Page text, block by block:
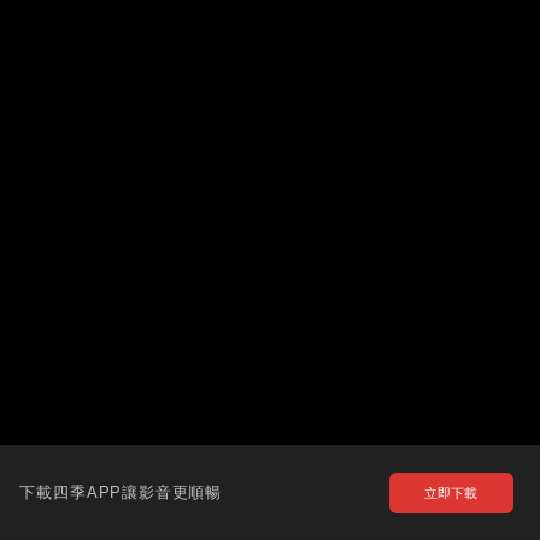
下載四季APP讓影音更順暢 立即下載